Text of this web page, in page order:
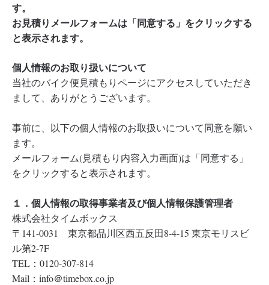
す。
お見積りメールフォームは「同意する」をクリックする
と表示されます。
個人情報のお取り扱いについて
当社のバイク便見積もりページにアクセスしていただき
まして、ありがとうございます。
事前に、以下の個人情報のお取扱いについて同意を願い
ます。
メールフォーム(見積もり内容入力画面)は「同意する」
をクリックすると表示されます。
１．個人情報の取得事業者及び個人情報保護管理者
株式会社タイムボックス
〒141-0031 東京都品川区西五反田8-4-15 東京モリスビ
ル第2-7F
TEL：0120-307-814
Mail：info＠timebox.co.jp